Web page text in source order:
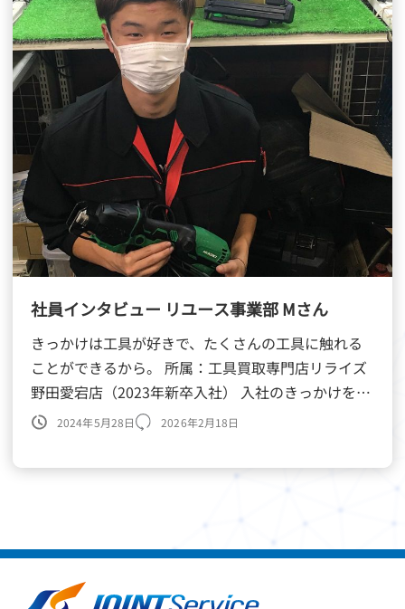
社員インタビュー リユース事業部 Mさん
きっかけは工具が好きで、たくさんの工具に触れる
ことができるから。 所属：工具買取専門店リライズ
野田愛宕店（2023年新卒入社） 入社のきっかけを教
えてください 入社のきっかけは会社の体験に参加さ
2024年5月28日 2026年2月18日